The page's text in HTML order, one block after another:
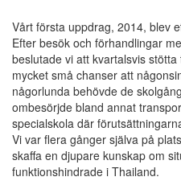
Vårt första uppdrag, 2014, blev
Efter besök och förhandlingar
beslutade vi att kvartalsvis
mycket små chanser att
någorlunda behövde de
ombesörjde bland annat
specialskola där
Vi var flera gånger själva på
skaffa en djupare kunskap om
funktionshindrade i Thailand.